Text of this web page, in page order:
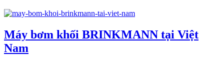
Máy bơm khối BRINKMANN tại Việt
Nam